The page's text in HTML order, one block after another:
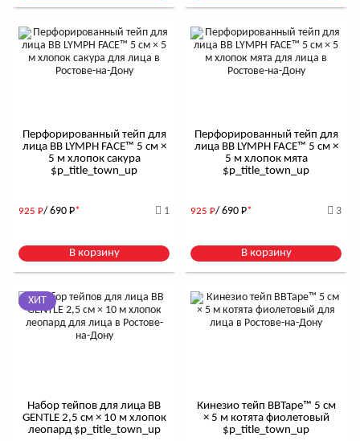
Перфорированный тейп для
лица BB LYMPH FACE™ 5 см ×
5 м хлопок сакура
$р_title_town_up
925 Р/ 690 Р* 1
В корзину
Перфорированный тейп для
лица BB LYMPH FACE™ 5 см ×
5 м хлопок мята
$р_title_town_up
925 Р/ 690 Р* 3
В корзину
ХИТ
Набор тейпов для лица BB
GENTLE 2,5 см × 10 м хлопок
леопард $р_title_town_up
Кинезио тейп BBTape™ 5 см
× 5 м котята фиолетовый
$р_title_town_up